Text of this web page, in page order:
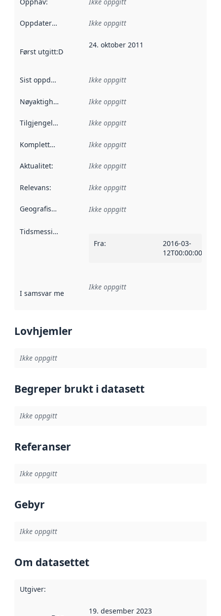
Oppdateringsfrekvens :
Ikke oppgitt
Først utgitt:Denne datoen sier når dataene i dette
24. oktober 2011
Sist oppdatert Ikke oppgitt
Nøyaktighet Ikke oppgitt
Tilgjengelighet Ikke oppgitt
Kompletthet Ikke oppgitt
Aktualitet: Ikke oppgitt
Relevans: Ikke oppgitt
Geografisk avgrensning :
Ikke oppgitt
Tidsmessig avgrensning
Fra:
2016-03-
12T00:00:00Z
I samsvar med Referanse til en implementasjonsregel
Ikke oppgitt
Lovhjemler
Ikke oppgitt
Begreper brukt i datasett
Ikke oppgitt
Referanser
Ikke oppgitt
Gebyr
Ikke oppgitt
Om datasettet
Utgiver:
19. desember 2023